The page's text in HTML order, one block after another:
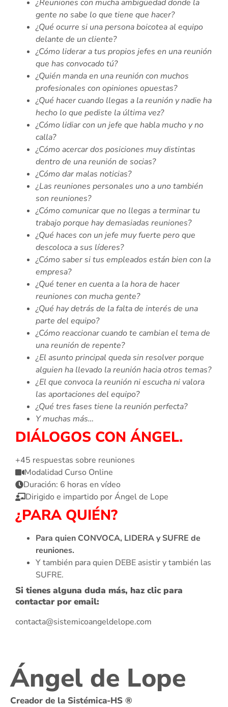
¿Reuniones con mucha ambigüedad donde la
gente no sabe lo que tiene que hacer?
¿Qué ocurre si una persona boicotea al equipo
delante de un cliente?
¿Cómo liderar a tus propios jefes en una reunión
que has convocado tú?
¿Quién manda en una reunión con muchos
profesionales con opiniones opuestas?
¿Qué hacer cuando llegas a la reunión y nadie ha
hecho lo que pediste la última vez?
¿Cómo lidiar con un jefe que habla mucho y no
calla?
¿Cómo acercar dos posiciones muy distintas
dentro de una reunión de socias?
¿Cómo dar malas noticias?
¿Las reuniones personales uno a uno también
son reuniones?
¿Cómo comunicar que no llegas a terminar tu
trabajo porque hay demasiadas reuniones?
¿Qué haces con un jefe muy fuerte pero que
descoloca a sus líderes?
¿Cómo saber si tus empleados están bien con la
empresa?
¿Qué tener en cuenta a la hora de hacer
reuniones con mucha gente?
¿Qué hay detrás de la falta de interés de una
parte del equipo?
¿Cómo reaccionar cuando te cambian el tema de
una reunión de repente?
¿El asunto principal queda sin resolver porque
alguien ha llevado la reunión hacia otros temas?
¿El que convoca la reunión ni escucha ni valora
las aportaciones del equipo?
¿Qué tres fases tiene la reunión perfecta?
Y muchas más…
DIÁLOGOS CON ÁNGEL.
+45 respuestas sobre reuniones
Modalidad Curso Online
Duración: 6 horas en vídeo
Dirigido e impartido por Ángel de Lope
¿PARA QUIÉN?
Para quien CONVOCA, LIDERA y SUFRE de
reuniones.
Y también para quien DEBE asistir y también las
SUFRE.
Si tienes alguna duda más, haz clic para
contactar por email:
contacta@sistemicoangeldelope.com
Ángel de Lope
Creador de la Sistémica-HS ®